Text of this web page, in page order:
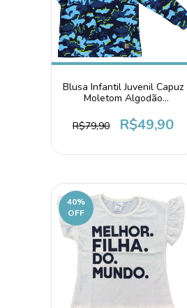
Blusa Infantil Juvenil Capuz
Moletom Algodão
R$79,90
R$49,90
40%
OFF